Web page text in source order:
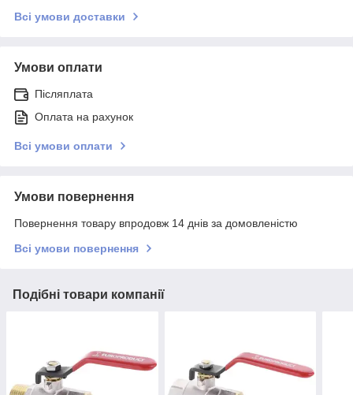
Всі умови доставки
Умови оплати
Післяплата
Оплата на рахунок
Всі умови оплати
Умови повернення
Повернення товару впродовж 14 днів за домовленістю
Всі умови повернення
Подібні товари компанії